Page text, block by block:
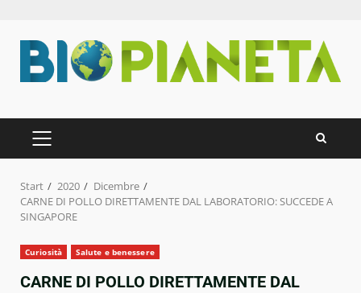
Inhalt
springen
PRIMÄRES
MENÜ
Start 2020
Dicembre
CARNE DI POLLO DIRETTAMENTE DAL LABORATORIO: SUCCEDE A
SINGAPORE
Curiosità Salute e benessere
CARNE DI POLLO DIRETTAMENTE DAL